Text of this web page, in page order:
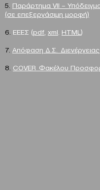
5. Παράρτημα VII –
(σε επεξεργάσιμη μορφή)
6. EEEΣ (pdf xml HTML )
7. Απόφαση Δ.Σ.
8. COVER Φακέλου